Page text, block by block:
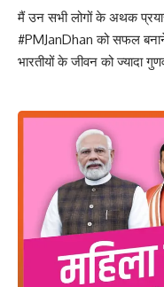
मैं उन सभी लोगों के अथक
#PMJanDhan को सफल
भारतीयों के जीवन को ज्यादा